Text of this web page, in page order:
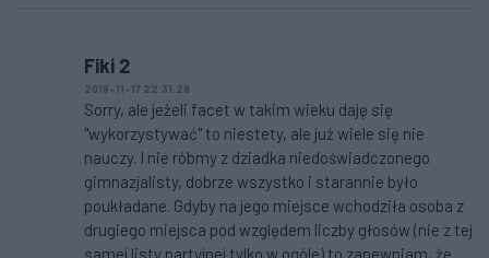
Fiki 2
2018-11-17 22:31:28
Sorry, ale jeżeli facet w takim wieku daję się
"wykorzystywać" to niestety, ale już wiele się nie
nauczy. I nie róbmy z dziadka niedoświadczonego
gimnazjalisty, dobrze wszystko i starannie było
poukładane. Gdyby na jego miejsce wchodziła osoba z
drugiego miejsca pod względem liczby głosów (nie z tej
samej listy partyjnej tylko w ogóle) to zapewniam, że